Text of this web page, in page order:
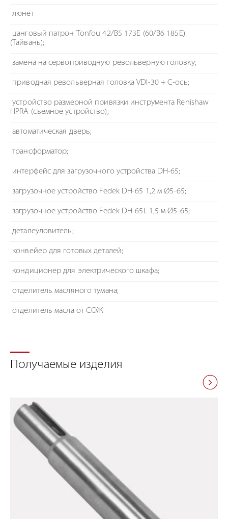
люнет
цанговый патрон Tonfou 42/B5 173E (60/B6 185E)
(Тайвань);
замена на сервоприводную револьверную головку;
приводная револьверная головка VDI-30 + C-ось;
устройство размерной привязки инструмента Renishaw
HPRA (съемное устройство);
автоматическая дверь;
трансформатор;
интерфейс для загрузочного устройства DH-65;
загрузочное устройство Fedek DH-65 1,2 м Ø5-65;
загрузочное устройство Fedek DH-65L 1,5 м Ø5-65;
деталеуловитель;
конвейер для готовых деталей;
кондиционер для электрического шкафа;
отделитель масляного тумана;
отделитель масла от СОЖ
Получаемые изделия